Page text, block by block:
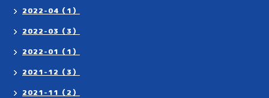
2022-04（1）
2022-03（3）
2022-01（1）
2021-12（3）
2021-11（2）